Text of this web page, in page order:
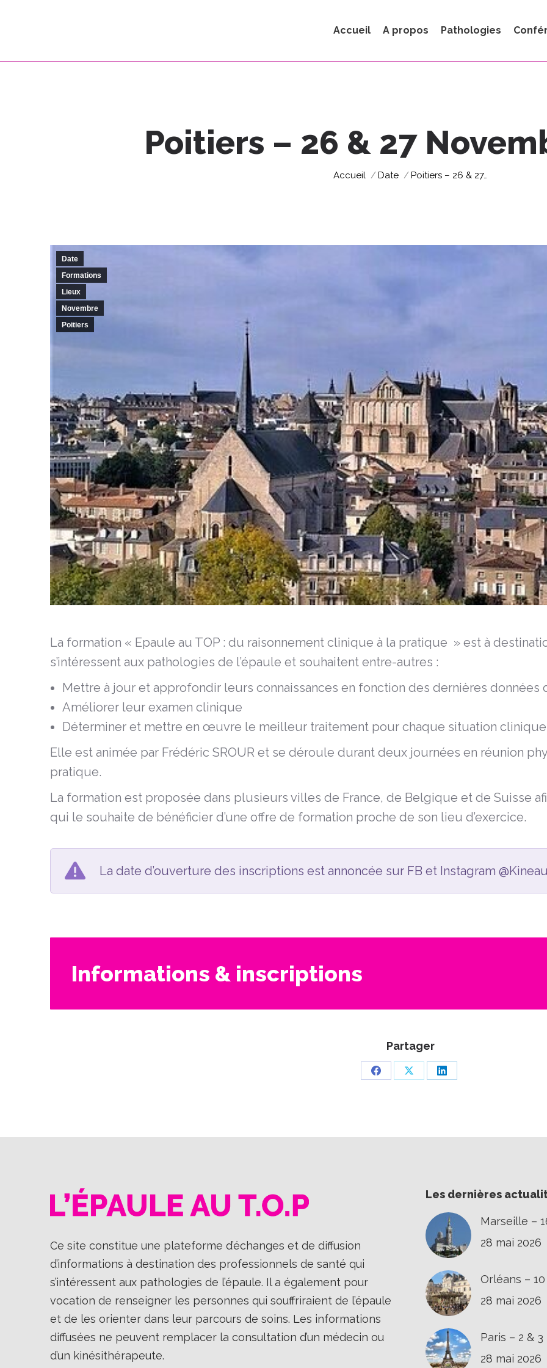
Accueil A propos Pathologies
Poitiers – 26 & 27
Vous êtes ici :
Accueil Date Poitiers – 26 & 27…
Date
Formations
Lieux
Novembre
Poitiers
La formation « Epaule au TOP : du raisonnement clinique à la pratique » est à
s’intéressent aux pathologies de l’épaule et souhaitent entre-autres :
Mettre à jour et approfondir leurs connaissances en fonction des dernières données
Améliorer leur examen clinique
Déterminer et mettre en œuvre le meilleur traitement pour chaque situation clinique
Elle est animée par Frédéric SROUR et se déroule durant deux journées en réunion
pratique.
La formation est proposée dans plusieurs villes de France, de Belgique et de Suisse
qui le souhaite de bénéficier d’une offre de formation proche de son lieu d’exercice.
La date d’ouverture des inscriptions est annoncée sur FB et Instagram
Informations & inscriptions
Partager
PartagerPartagerPartager
Ce site constitue une plateforme d’échanges et de diffusion
d’informations à destination des professionnels de santé qui
s’intéressent aux pathologies de l’épaule. Il a également pour
vocation de renseigner les personnes qui souffriraient de l’épaule
et de les orienter dans leur parcours de soins. Les informations
diffusées ne peuvent remplacer la consultation d’un médecin ou
d’un kinésithérapeute.
Les dernières
Marseille –
28 mai 2026
Orléans –
28 mai 2026
Paris – 2 &
28 mai 2026